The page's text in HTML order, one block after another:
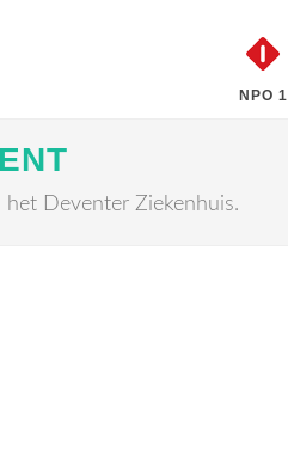
NPO 1
Deventer Ziekenhuis.